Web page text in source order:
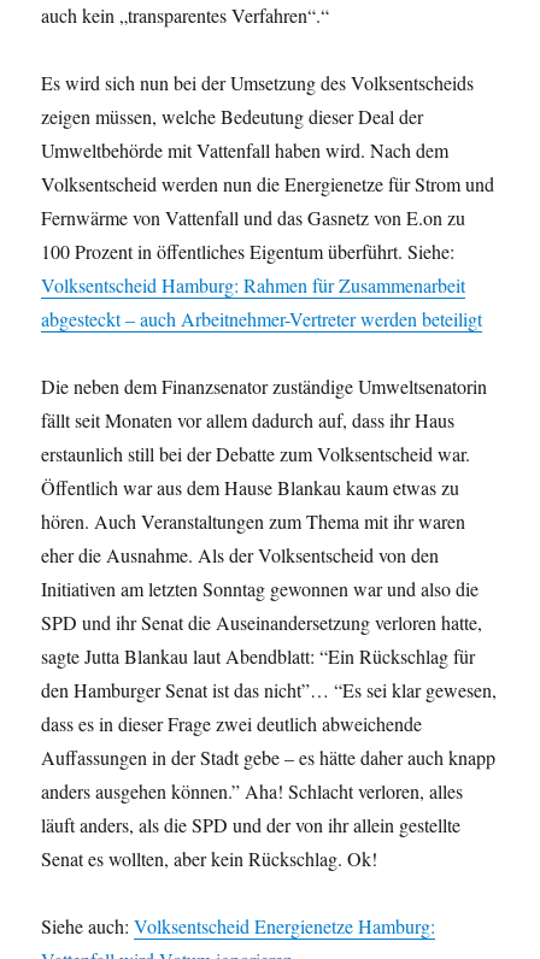
auch kein „transparentes Verfahren“.“
Es wird sich nun bei der Umsetzung des Volksentscheids
zeigen müssen, welche Bedeutung dieser Deal der
Umweltbehörde mit Vattenfall haben wird. Nach dem
Volksentscheid werden nun die Energienetze für Strom und
Fernwärme von Vattenfall und das Gasnetz von E.on zu
100 Prozent in öffentliches Eigentum überführt. Siehe:
Volksentscheid Hamburg: Rahmen für Zusammenarbeit
abgesteckt – auch Arbeitnehmer-Vertreter werden beteiligt
Die neben dem Finanzsenator zuständige Umweltsenatorin
fällt seit Monaten vor allem dadurch auf, dass ihr Haus
erstaunlich still bei der Debatte zum Volksentscheid war.
Öffentlich war aus dem Hause Blankau kaum etwas zu
hören. Auch Veranstaltungen zum Thema mit ihr waren
eher die Ausnahme. Als der Volksentscheid von den
Initiativen am letzten Sonntag gewonnen war und also die
SPD und ihr Senat die Auseinandersetzung verloren hatte,
sagte Jutta Blankau laut Abendblatt: “Ein Rückschlag für
den Hamburger Senat ist das nicht”… “Es sei klar gewesen,
dass es in dieser Frage zwei deutlich abweichende
Auffassungen in der Stadt gebe – es hätte daher auch knapp
anders ausgehen können.” Aha! Schlacht verloren, alles
läuft anders, als die SPD und der von ihr allein gestellte
Senat es wollten, aber kein Rückschlag. Ok!
Siehe auch:Volksentscheid Energienetze Hamburg: